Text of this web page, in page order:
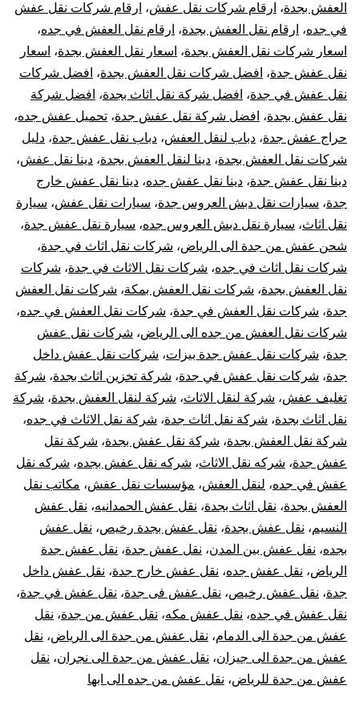
في
جده
العفش بجدة، ارقام شركات نقل عفش، ارقام شركات نقل عفش
في جده، ارقام نقل العفش بجدة، ارقام نقل العفش في جده،
اسعار شركات نقل العفش بجدة، اسعار نقل العفش بجدة، اسعار
نقل عفش جدة، افضل شركات نقل العفش بجدة، افضل شركات
نقل عفش في جدة، افضل شركة نقل اثاث بجدة، افضل شركة
نقل عفش بجدة، افضل شركة نقل عفش جدة، تحميل عفش جده،
حراج عفش جدة، دباب لنقل العفش، دباب نقل عفش جدة، دليل
شركات نقل العفش بجدة، دينا لنقل العفش بجدة، دينا نقل عفش،
دينا نقل عفش جدة، دينا نقل عفش جده، دينا نقل عفش خارج
جدة، سيارات نقل دبش العروس جدة، سيارات نقل عفش، سيارة
نقل اثاث، سيارة نقل دبش العروس جده، سيارة نقل عفش جدة،
شحن عفش من جدة الى الرياض، شركات نقل اثاث في جدة،
شركات نقل اثاث في جده، شركات نقل الاثاث في جدة، شركات
نقل العفش بجدة، شركات نقل العفش بمكة، شركات نقل العفش
جدة، شركات نقل العفش في جدة، شركات نقل العفش في جده،
شركات نقل العفش من جده الى الرياض، شركات نقل عفش
جدة، شركات نقل عفش جدة بيزات، شركات نقل عفش داخل
جدة، شركات نقل عفش في جدة، شركة تخزين اثاث بجدة، شركة
تغليف عفش، شركة لنقل الاثاث، شركة لنقل العفش بجدة، شركة
نقل اثاث بجدة، شركة نقل اثاث جدة، شركة نقل الاثاث في جده،
شركة نقل العفش بجدة، شركة نقل عفش بجدة، شركة نقل
عفش جدة، شركه نقل الاثاث، شركه نقل عفش بجده، شركه نقل
عفش في جده، لنقل العفش، مؤسسات نقل عفش، مكاتب نقل
العفش بجدة، نقل اثاث بجدة، نقل عفش الحمدانيه، نقل عفش
النسيم، نقل عفش بجدة، نقل عفش بجدة رخيص، نقل عفش
بجده، نقل عفش بين المدن، نقل عفش جدة، نقل عفش جدة
الرياض، نقل عفش جده، نقل عفش خارج جدة، نقل عفش داخل
جدة، نقل عفش رخيص، نقل عفش فى جدة، نقل عفش في جدة،
نقل عفش في جده، نقل عفش مكه، نقل عفش من جدة، نقل
عفش من جدة الى الدمام، نقل عفش من جدة الى الرياض، نقل
عفش من جدة الى جيزان، نقل عفش من جدة الى نجران، نقل
عفش من جدة للرياض، نقل عفش من جده الى ابها